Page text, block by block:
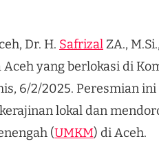
Dr. H. SafrizalZA., M.Si.,
yang berlokasi di
6/2/2025. Peresmian
lokal dan
(UMKM) di Aceh.